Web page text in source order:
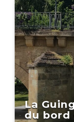
La
du bord